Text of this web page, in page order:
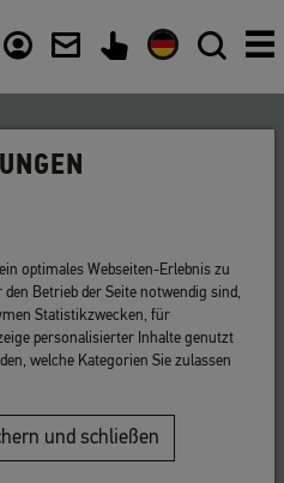
einer
studiert werden
. Die Fachbindung ergibt
optimales Webseiten-Erlebnis zu
Betrieb der Seite notwendig sind,
Statistikzwecken, für
personalisierter Inhalte genutzt
welche Kategorien Sie zulassen
und schließen